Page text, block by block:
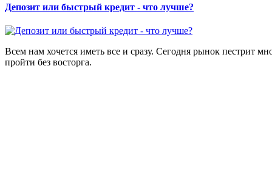
Депозит или быстрый кредит - что лучше?
Всем нам хочется иметь все и сразу. Сегодня рынок пестрит
пройти без восторга.